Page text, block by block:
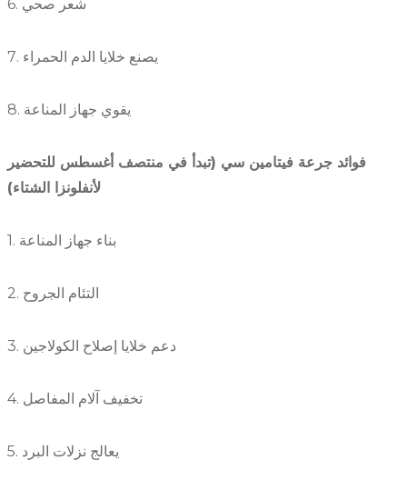
6. شعر صحي
7. يصنع خلايا الدم الحمراء
8. يقوي جهاز المناعة
فوائد جرعة فيتامين سي (تبدأ في منتصف أغسطس للتحضير
لأنفلونزا الشتاء)
1. بناء جهاز المناعة
2. التئام الجروح
3. دعم خلايا إصلاح الكولاجين
4. تخفيف آلام المفاصل
5. يعالج نزلات البرد